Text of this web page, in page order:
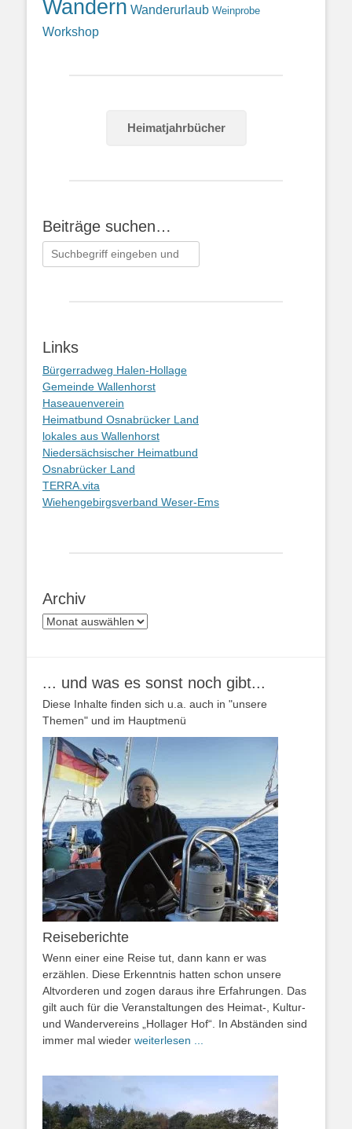
Wandern Wanderurlaub Weinprobe
Workshop
Heimatjahrbücher
Beiträge suchen…
Suchen
nach:
Links
Bürgerradweg Halen-Hollage
Gemeinde Wallenhorst
Haseauenverein
Heimatbund Osnabrücker Land
lokales aus Wallenhorst
Niedersächsischer Heimatbund
Osnabrücker Land
TERRA.vita
Wiehengebirgsverband Weser-Ems
Archiv
Archiv
... und was es sonst noch gibt...
Diese Inhalte finden sich u.a. auch in "unsere
Themen" und im Hauptmenü
Reiseberichte
Wenn einer eine Reise tut, dann kann er was
erzählen. Diese Erkenntnis hatten schon unsere
Altvorderen und zogen daraus ihre Erfahrungen. Das
gilt auch für die Veranstaltungen des Heimat-, Kultur-
und Wandervereins „Hollager Hof“. In Abständen sind
immer mal wieder weiterlesen ...